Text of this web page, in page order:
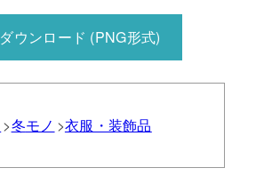
ダウンロード (PNG形式)
冬モノ 衣服・装飾品